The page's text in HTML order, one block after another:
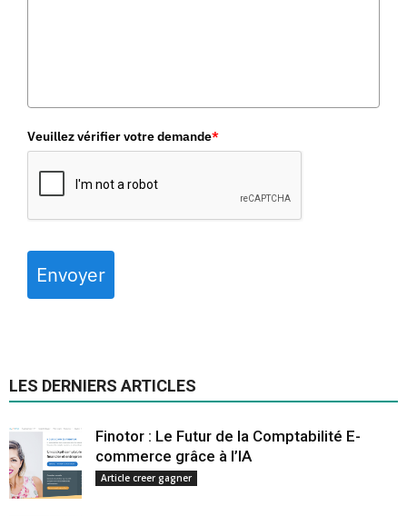
Veuillez vérifier votre demande*
Envoyer
LES DERNIERS ARTICLES
Finotor : Le Futur de la Comptabilité E-
commerce grâce à l’IA
Article creer gagner